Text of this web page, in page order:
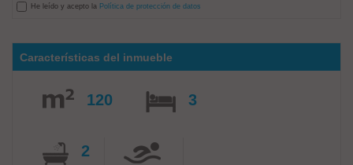
He leído y acepto la Política de protección de datos
Características del inmueble
120 3
2